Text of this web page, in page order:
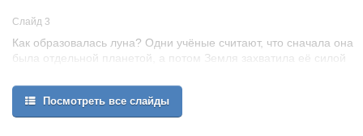
Слайд 3
Как образовалась луна? Одни учёные считают, что сначала она
была отдельной планетой, а потом Земля захватила её силой
Другие полагают что Луна являлась частью Земли, а затем
оторвалась от неё.
Посмотреть все слайды